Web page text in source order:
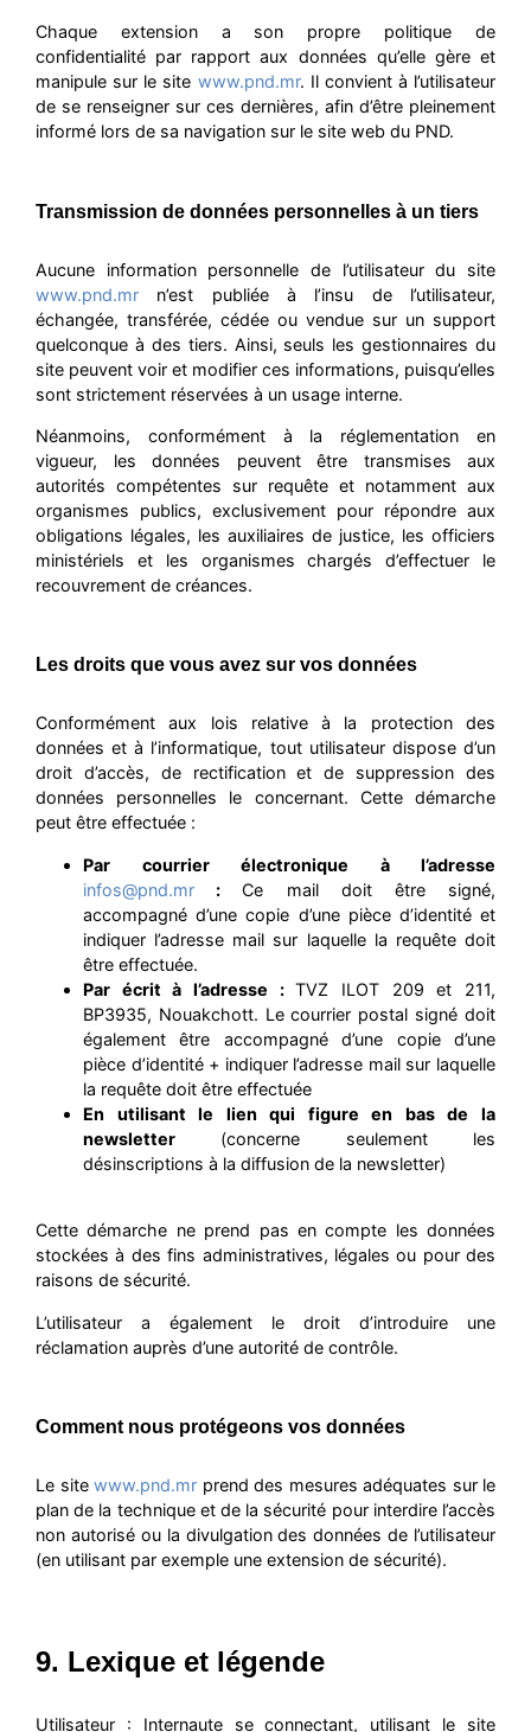
Chaque extension a son propre politique de
confidentialité par rapport aux données qu’elle gère et
manipule sur le site www.pnd.mr. Il convient à l’utilisateur
de se renseigner sur ces dernières, afin d’être pleinement
informé lors de sa navigation sur le site web du PND.
Transmission de données personnelles à un tiers
Aucune information personnelle de l’utilisateur du site
www.pnd.mr n’est publiée à l’insu de l’utilisateur,
échangée, transférée, cédée ou vendue sur un support
quelconque à des tiers. Ainsi, seuls les gestionnaires du
site peuvent voir et modifier ces informations, puisqu’elles
sont strictement réservées à un usage interne.
Néanmoins, conformément à la réglementation en
vigueur, les données peuvent être transmises aux
autorités compétentes sur requête et notamment aux
organismes publics, exclusivement pour répondre aux
obligations légales, les auxiliaires de justice, les officiers
ministériels et les organismes chargés d’effectuer le
recouvrement de créances.
Les droits que vous avez sur vos données
Conformément aux lois relative à la protection des
données et à l’informatique, tout utilisateur dispose d’un
droit d’accès, de rectification et de suppression des
données personnelles le concernant. Cette démarche
peut être effectuée :
Par courrier électronique à l’adresse
infos@pnd.mr :Ce mail doit être signé,
accompagné d’une copie d’une pièce d’identité et
indiquer l’adresse mail sur laquelle la requête doit
être effectuée.
Par écrit à l’adresse :TVZ ILOT 209 et 211,
BP3935, Nouakchott. Le courrier postal signé doit
également être accompagné d’une copie d’une
pièce d’identité + indiquer l’adresse mail sur laquelle
la requête doit être effectuée
En utilisant le lien qui figure en bas de la
newsletter (concerne seulement les
désinscriptions à la diffusion de la newsletter)
Cette démarche ne prend pas en compte les données
stockées à des fins administratives, légales ou pour des
raisons de sécurité.
L’utilisateur a également le droit d’introduire une
réclamation auprès d’une autorité de contrôle.
Comment nous protégeons vos données
Le site www.pnd.mr prend des mesures adéquates sur le
plan de la technique et de la sécurité pour interdire l’accès
non autorisé ou la divulgation des données de l’utilisateur
(en utilisant par exemple une extension de sécurité).
9. Lexique et légende
Utilisateur : Internaute se connectant, utilisant le site